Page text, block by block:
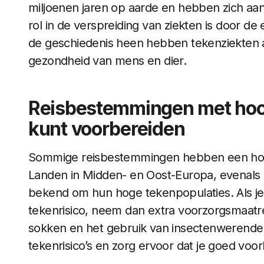
miljoenen jaren op aarde en hebben zich
rol in de verspreiding van ziekten is door
de geschiedenis heen hebben
gezondheid van mens en dier.
Reisbestemmingen met
kunt voorbereiden
Sommige reisbestemmingen hebben een
Landen in Midden- en Oost-Europa,
bekend om hun hoge tekenpopulaties. Als
tekenrisico, neem dan extra
sokken en het gebruik van
tekenrisico’s en zorg ervoor dat je goed